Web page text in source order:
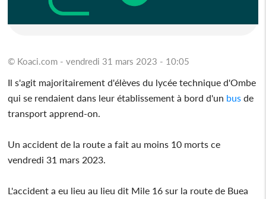
© Koaci.com - vendredi 31 mars 2023 - 10:05
Il s'agit majoritairement d'élèves du lycée technique d'Ombe
qui se rendaient dans leur établissement à bord d'un bus de
transport apprend-on.
Un accident de la route a fait au moins 10 morts ce
vendredi 31 mars 2023.
L'accident a eu lieu au lieu dit Mile 16 sur la route de Buea